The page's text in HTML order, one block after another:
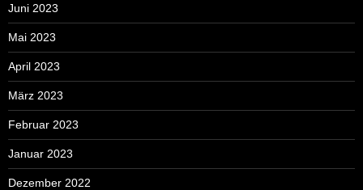
Juni 2023
Mai 2023
April 2023
März 2023
Februar 2023
Januar 2023
Dezember 2022